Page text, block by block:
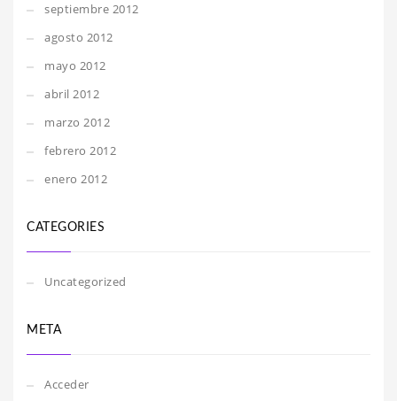
septiembre 2012
agosto 2012
mayo 2012
abril 2012
marzo 2012
febrero 2012
enero 2012
CATEGORIES
Uncategorized
META
Acceder